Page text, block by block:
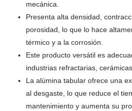
mecánica.
Presenta alta densidad,
porosidad, lo que lo hace
térmico y a la corrosión.
Este producto versátil es
industrias refractarias,
La alúmina tabular ofrece una
al desgaste, lo que reduce el
mantenimiento y aumenta su